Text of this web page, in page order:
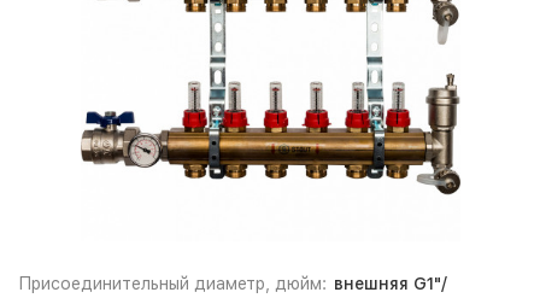
Присоединительный диаметр, дюйм: внешняя G1"/